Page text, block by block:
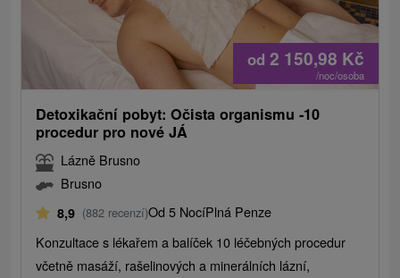
od 2 150,98 Kč
/noc/osoba
Detoxikační pobyt: Očista organismu -10
procedur pro nové JÁ
Lázně Brusno
Brusno
8,9 (882 recenzí)Od 5 NocíPlná Penze
Konzultace s lékařem a balíček 10 léčebných procedur
včetně masáží, rašelinových a minerálních lázní,